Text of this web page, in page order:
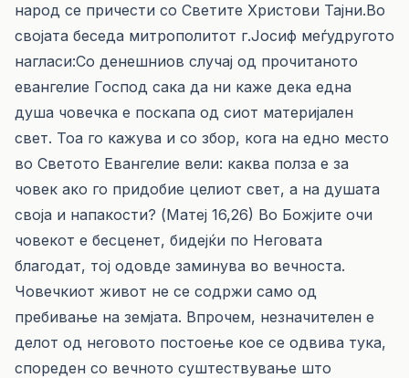
народ се причести со Светите Христови Тајни.Во
својата беседа митрополитот г.Јосиф меѓудругото
нагласи:Со денешниов случај од прочитаното
евангелие Господ сака да ни каже дека една
душа човечка е поскапа од сиот материјален
свет. Тоа го кажува и со збор, кога на едно место
во Светото Евангелие вели: каква полза е за
човек ако го придобие целиот свет, а на душата
своја и напакости? (Матеј 16,26) Во Божјите очи
човекот е бесценет, бидејќи по Неговата
благодат, тој одовде заминува во вечноста.
Човечкиот живот не се содржи само од
пребивање на земјата. Впрочем, незначителен е
делот од неговото постоење кое се одвива тука,
спореден со вечното суштествување што